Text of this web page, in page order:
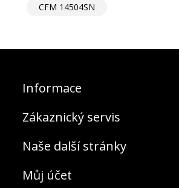
CFM 14504SN
Informace
Zákaznický servis
Naše další stránky
Můj účet